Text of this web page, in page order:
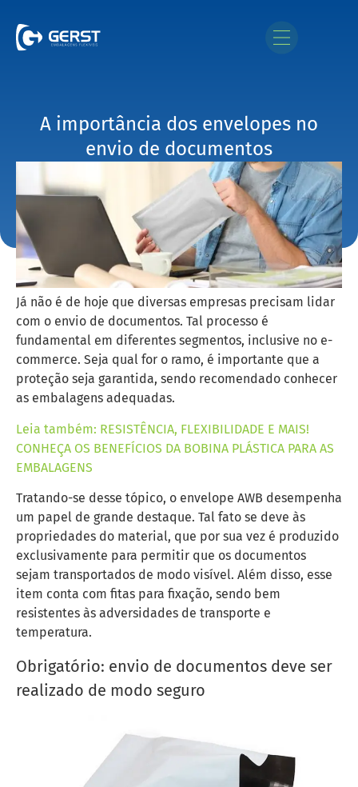
A importância dos envelopes no
envio de documentos
Já não é de hoje que diversas empresas precisam lidar
com o envio de documentos. Tal processo é
fundamental em diferentes segmentos, inclusive no e-
commerce. Seja qual for o ramo, é importante que a
proteção seja garantida, sendo recomendado conhecer
as embalagens adequadas.
Leia também: RESISTÊNCIA, FLEXIBILIDADE E MAIS!
CONHEÇA OS BENEFÍCIOS DA BOBINA PLÁSTICA PARA AS
EMBALAGENS
Tratando-se desse tópico, o envelope AWB desempenha
um papel de grande destaque. Tal fato se deve às
propriedades do material, que por sua vez é produzido
exclusivamente para permitir que os documentos
sejam transportados de modo visível. Além disso, esse
item conta com fitas para fixação, sendo bem
resistentes às adversidades de transporte e
temperatura.
Obrigatório: envio de documentos deve ser
realizado de modo seguro